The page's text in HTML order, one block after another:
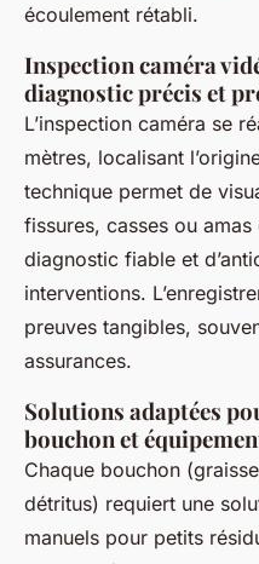
écoulement rétabli.
Inspection caméra
diagnostic précis et
L’inspection caméra se
mètres, localisant
technique permet de
fissures, casses ou amas
diagnostic fiable et
interventions.
preuves tangibles,
assurances.
Solutions adaptées
bouchon et
Chaque bouchon
détritus) requiert une
manuels pour petits